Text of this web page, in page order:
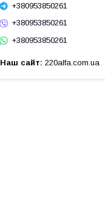
+380953850261
+380953850261
+380953850261
Наш сайт 220alfa.com.ua